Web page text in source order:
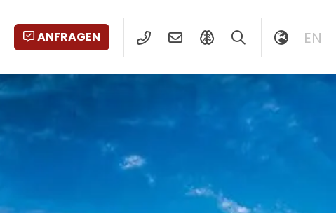
ANFRAGEN EN